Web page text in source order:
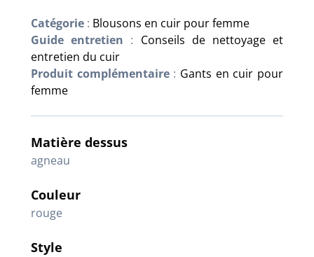
Catégorie : Blousons en cuir pour femme
Guide entretien : Conseils de nettoyage et
entretien du cuir
Produit complémentaire: Gants en cuir pour
femme
Matière dessus
agneau
Couleur
rouge
Style